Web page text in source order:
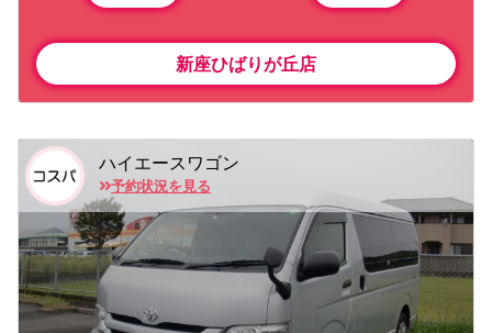
新座ひばりが丘店
ハイエースワゴン
予約状況を見る